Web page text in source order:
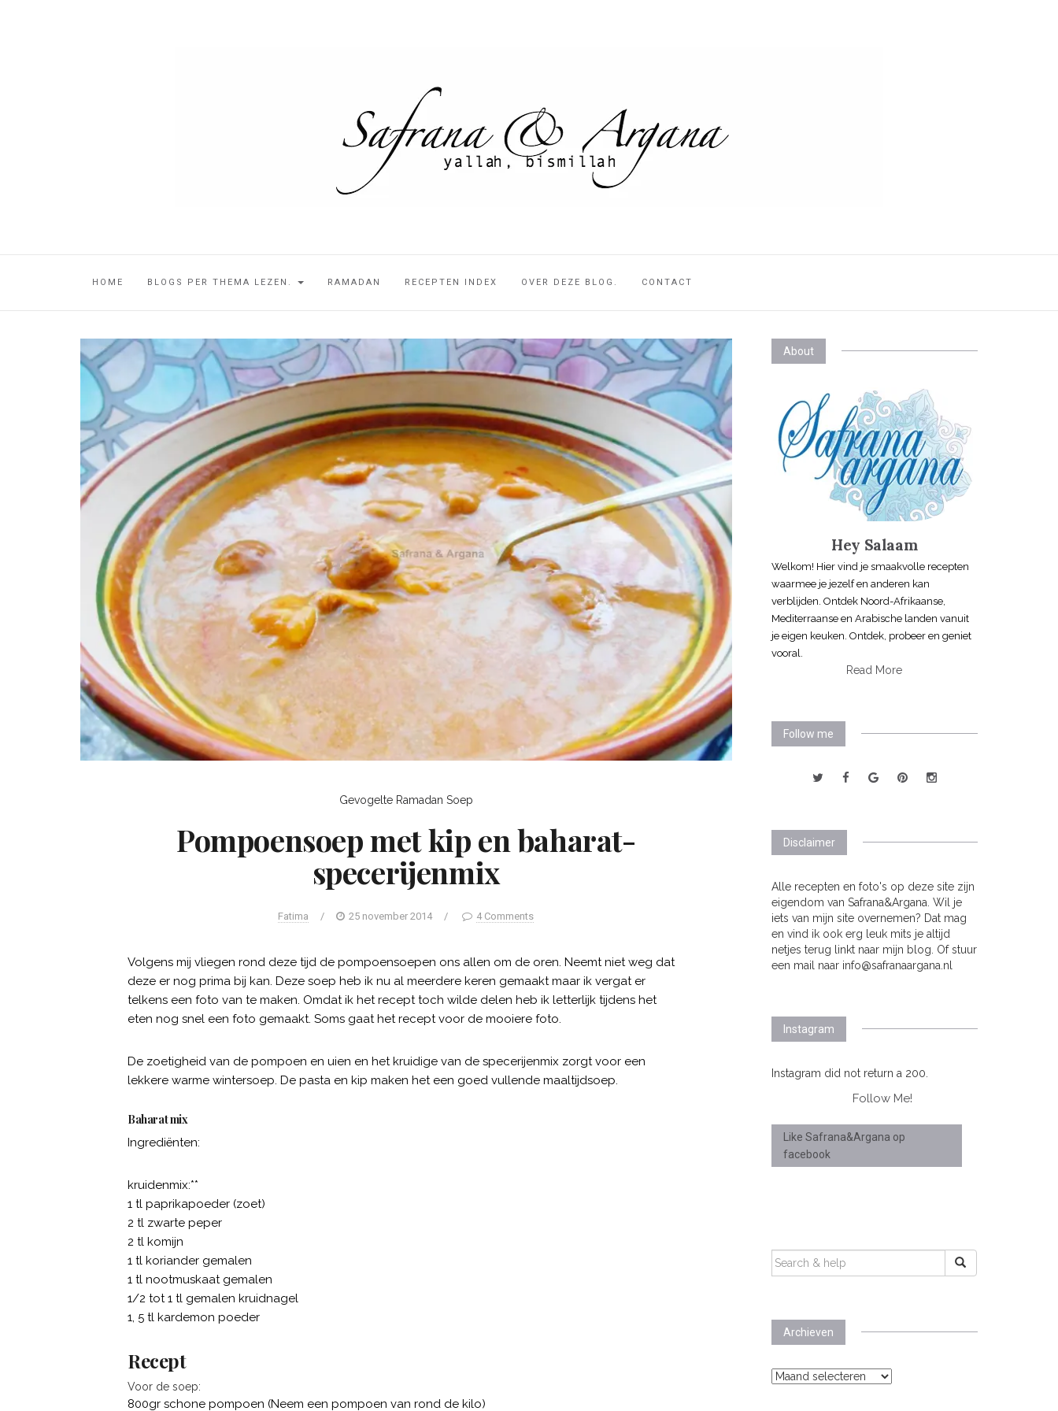
HOME BLOGS PER THEMA LEZEN. RAMADAN RECEPTEN INDEX OVER DEZE BLOG. CONTACT
Gevogelte Ramadan Soep
Pompoensoep met kip en baharat-
specerijenmix
Fatima / 25 november 2014 / 4 Comments
Volgens mij vliegen rond deze tijd de pompoensoepen ons allen om de oren. Neemt niet weg dat
deze er nog prima bij kan. Deze soep heb ik nu al meerdere keren gemaakt maar ik vergat er
telkens een foto van te maken. Omdat ik het recept toch wilde delen heb ik letterlijk tijdens het
eten nog snel een foto gemaakt. Soms gaat het recept voor de mooiere foto.
De zoetigheid van de pompoen en uien en het kruidige van de specerijenmix zorgt voor een
lekkere warme wintersoep. De pasta en kip maken het een goed vullende maaltijdsoep.
Baharat mix
Ingrediënten:
kruidenmix:**
1 tl paprikapoeder (zoet)
2 tl zwarte peper
2 tl komijn
1 tl koriander gemalen
1 tl nootmuskaat gemalen
1/2 tot 1 tl gemalen kruidnagel
1, 5 tl kardemon poeder
Recept
Voor de soep:
800gr schone pompoen (Neem een pompoen van rond de kilo)
About
Hey Salaam
Welkom! Hier vind je smaakvolle recepten
waarmee je jezelf en anderen kan
verblijden. Ontdek Noord-Afrikaanse,
Mediterraanse en Arabische landen vanuit
je eigen keuken. Ontdek, probeer en geniet
vooral.
Read More
Follow me
Disclaimer
Alle recepten en foto's op deze site zijn
eigendom van Safrana&Argana. Wil je
iets van mijn site overnemen? Dat mag
en vind ik ook erg leuk mits je altijd
netjes terug linkt naar mijn blog. Of stuur
een mail naar info@safranaargana.nl
Instagram
Instagram did not return a 200.
Follow Me!
Like Safrana&Argana op
facebook
SEARCH
FOR:
Archieven
Archieven